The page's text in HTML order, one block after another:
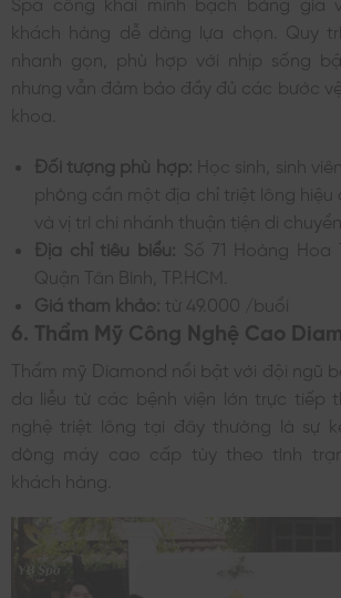
khách hàng dễ dàng lựa chọn. Quy
nhanh gọn, phù hợp với nhịp sống
nhưng vẫn đảm bảo đầy đủ các bước
khoa.
Đối tượng phù hợp: Học sinh, sinh
phòng cần một địa chỉ triệt lông hiệu
và vị trí chi nhánh thuận tiện di chuyển.
Địa chỉ tiêu biểu:
Số 71 Hoàng Hoa
Quận Tân Bình, TP.HCM.
Giá tham khảo: từ 49.000 /buổi
6. Thẩm Mỹ Công Nghệ Cao
Thẩm mỹ Diamond nổi bật với đội ngũ
da liễu từ các bệnh viện lớn trực tiếp
nghệ triệt lông tại đây thường là sự
dòng máy cao cấp tùy theo tình
khách hàng.